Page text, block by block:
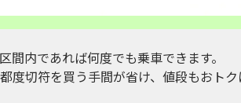
内であれば何度でも乗車できます。
度切符を買う手間が省け、値段もおト